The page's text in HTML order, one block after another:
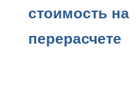
cтоимость на
перерасчете